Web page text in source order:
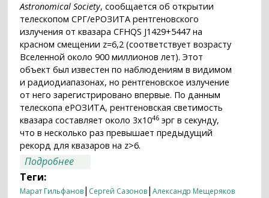
Astronomical Society, сообщается об открытии
телескопом СРГ/еРОЗИТА рентгеновского
излучения от квазара CFHQS J1429+5447 на
красном смещении z=6,2 (соответствует возрасту
Вселенной около 900 миллионов лет). Этот
объект был известен по наблюдениям в видимом
и радиодиапазонах, но рентгеновское излучение
от него зарегистрировано впервые. По данным
телескопа еРОЗИТА, рентгеновская светимость
квазара составляет около 3x1046 эрг в секунду,
что в несколько раз превышает предыдущий
рекорд для квазаров на z>6.
Подробнее
в ранней Вселенной
Теги:
Марат Гильфанов| Сергей Сазонов|Александр Мещеряков